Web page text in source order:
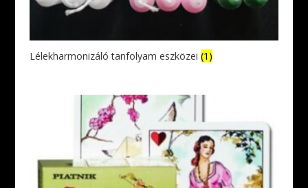
Lélekharmonizáló tanfolyam eszközei (1)